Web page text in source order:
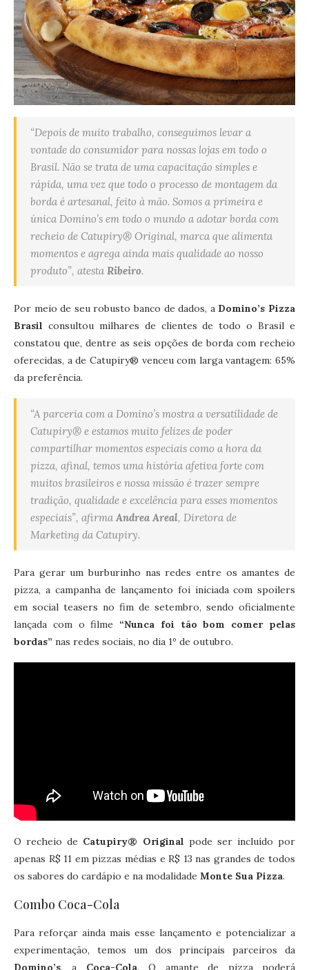
“Depois de muito trabalho, conseguimos levar a
vontade do consumidor para nossas lojas em todo o
Brasil. Não se trata de uma capacitação simples e
rápida, uma vez que todo o processo de montagem da
borda é artesanal, feito à mão. Somos a primeira e
única Domino’s em todo o mundo a adotar borda com
recheio de Catupiry®️ Original, marca que alimenta
momentos e agrega ainda mais qualidade ao nosso
produto”, atesta Ribeiro.
Por meio de seu robusto banco de dados, a Domino’s Pizza
Brasil consultou milhares de clientes de todo o Brasil e
constatou que, dentre as seis opções de borda com recheio
oferecidas, a de Catupiry®️ venceu com larga vantagem: 65%
da preferência.
“A parceria com a Domino’s mostra a versatilidade de
Catupiry®️ e estamos muito felizes de poder
compartilhar momentos especiais como a hora da
pizza, afinal, temos uma história afetiva forte com
muitos brasileiros e nossa missão é trazer sempre
tradição, qualidade e excelência para esses momentos
especiais”, afirma Andrea Areal, Diretora de
Marketing da Catupiry.
Para gerar um burburinho nas redes entre os amantes de
pizza, a campanha de lançamento foi iniciada com spoilers
em social teasers no fim de setembro, sendo oficialmente
lançada com o filme “Nunca foi tão bom comer pelas
bordas” nas redes sociais, no dia 1º de outubro.
O recheio de Catupiry®️ Original pode ser incluído por
apenas R$ 11 em pizzas médias e R$ 13 nas grandes de todos
os sabores do cardápio e na modalidade Monte Sua Pizza.
Combo Coca-Cola
Para reforçar ainda mais esse lançamento e potencializar a
experimentação, temos um dos principais parceiros da
Domino’s, a Coca-Cola. O amante de pizza poderá